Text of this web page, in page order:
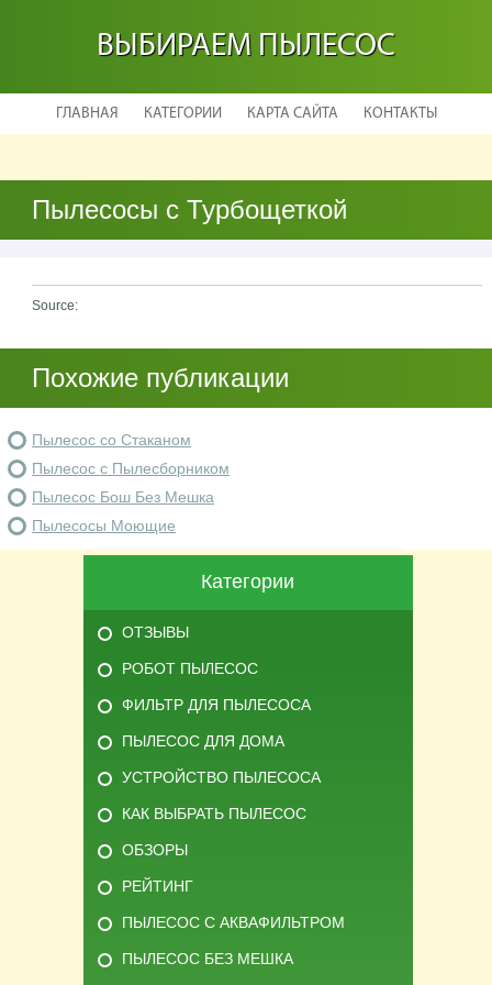
ВЫБИРАЕМ ПЫЛЕСОС
ГЛАВНАЯ КАТЕГОРИИ КАРТА САЙТА КОНТАКТЫ
Пылесосы с Турбощеткой
Source:
Похожие публикации
Пылесос со Стаканом
Пылесос с Пылесборником
Пылесос Бош Без Мешка
Пылесосы Моющие
Категории
ОТЗЫВЫ
РОБОТ ПЫЛЕСОС
ФИЛЬТР ДЛЯ ПЫЛЕСОСА
ПЫЛЕСОС ДЛЯ ДОМА
УСТРОЙСТВО ПЫЛЕСОСА
КАК ВЫБРАТЬ ПЫЛЕСОС
ОБЗОРЫ
РЕЙТИНГ
ПЫЛЕСОС С АКВАФИЛЬТРОМ
ПЫЛЕСОС БЕЗ МЕШКА